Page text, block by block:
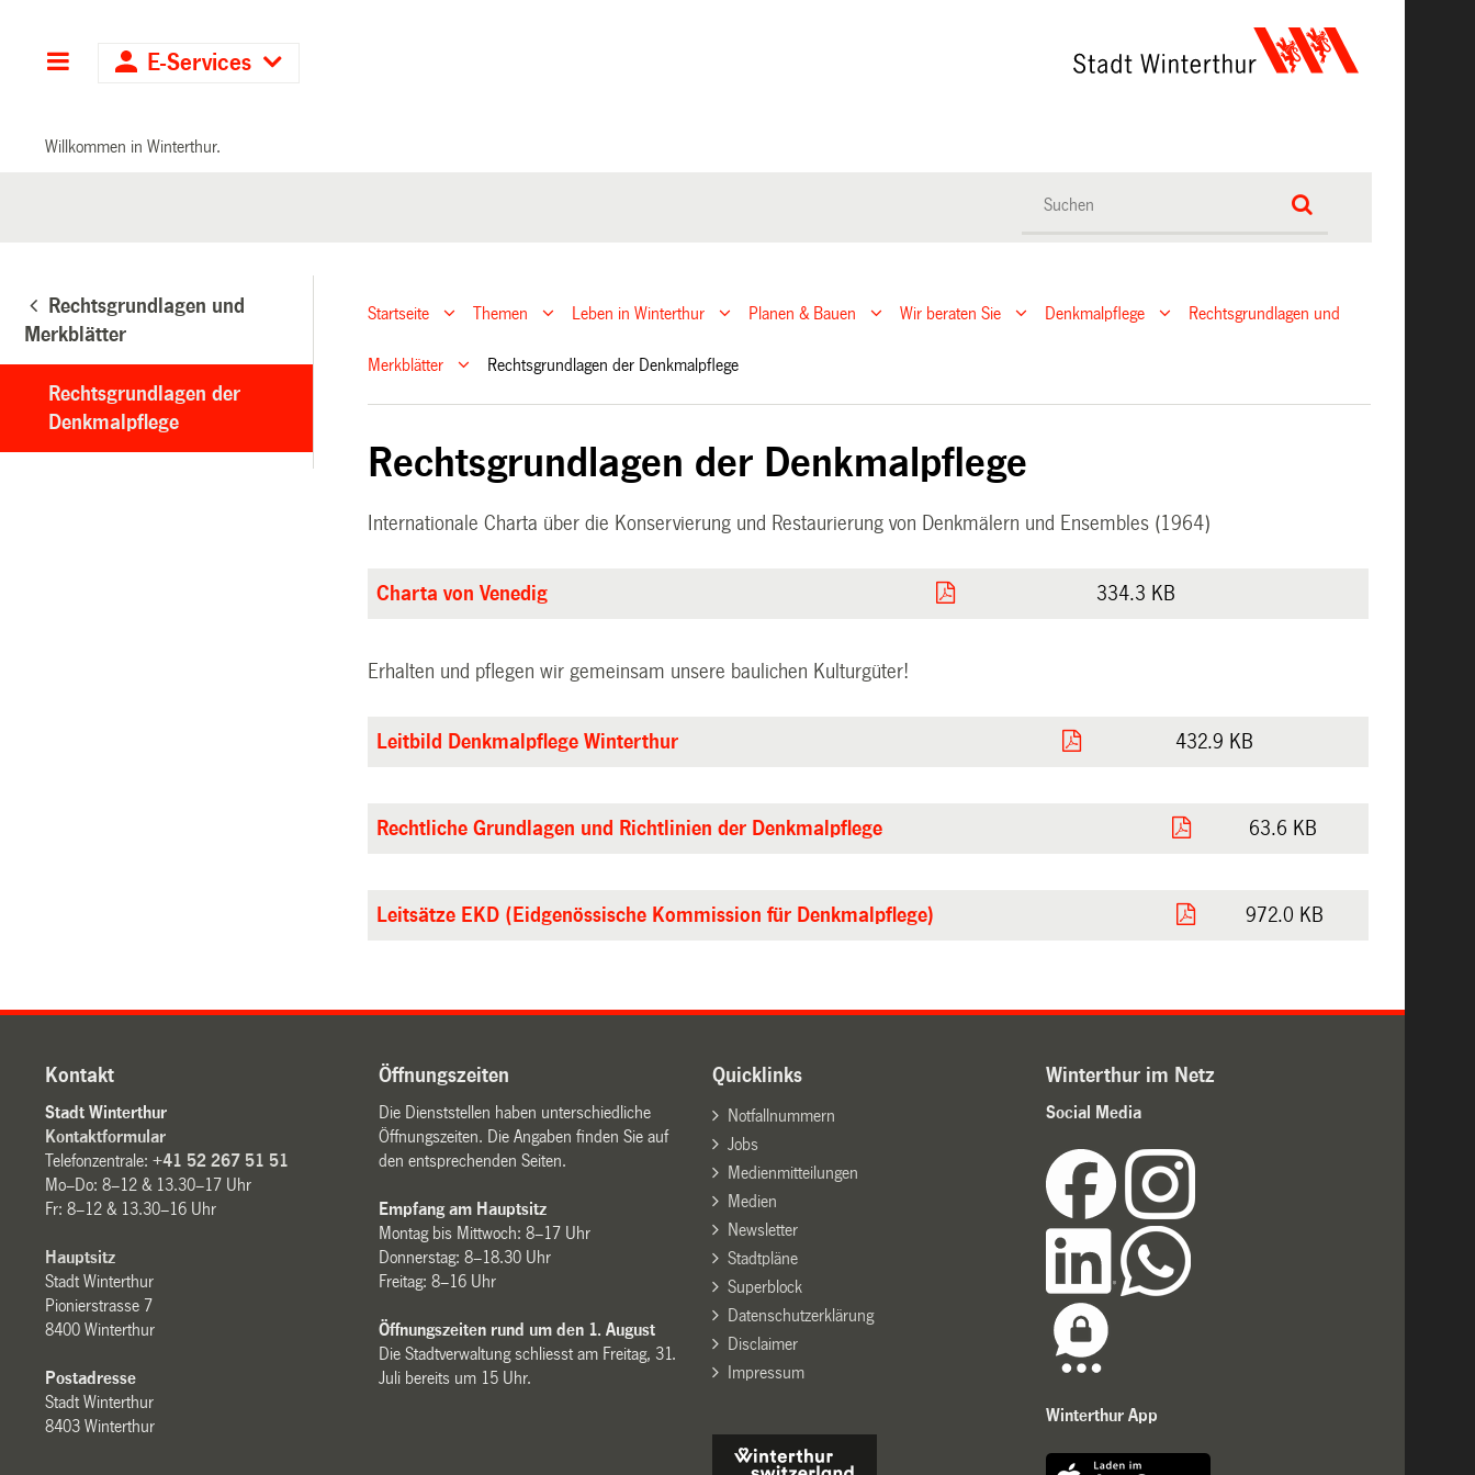
Hauptnavigation
E-Services
Willkommen in Winterthur.
Rechtsgrundlagen und
Merkblätter
Rechtsgrundlagen der
Denkmalpflege
Startseite Themen Leben in Winterthur Planen & Bauen Wir beraten Sie Denkmalpflege Rechtsgrundlagen und
Merkblätter Rechtsgrundlagen der Denkmalpflege
Rechtsgrundlagen der Denkmalpflege
Internationale Charta über die Konservierung und Restaurierung von Denkmälern und Ensembles (1964)
Charta von Venedig 334.3 KB
Erhalten und pflegen wir gemeinsam unsere baulichen Kulturgüter!
Leitbild Denkmalpflege Winterthur 432.9 KB
Rechtliche Grundlagen und Richtlinien der Denkmalpflege 63.6 KB
Leitsätze EKD (Eidgenössische Kommission für Denkmalpflege) 972.0 KB
Kontakt
Stadt Winterthur
Kontaktformular
Telefonzentrale:+41 52 267 51 51
Mo–Do: 8–12 & 13.30–17 Uhr
Fr: 8–12 & 13.30–16 Uhr
Hauptsitz
Stadt Winterthur
Pionierstrasse 7
8400 Winterthur
Postadresse
Stadt Winterthur
8403 Winterthur
Öffnungszeiten
Die Dienststellen haben unterschiedliche
Öffnungszeiten. Die Angaben finden Sie auf
den entsprechenden Seiten.
Empfang am Hauptsitz
Montag bis Mittwoch: 8–17 Uhr
Donnerstag: 8–18.30 Uhr
Freitag: 8–16 Uhr
Öffnungszeiten rund um den 1. August
Die Stadtverwaltung schliesst am Freitag, 31.
Juli bereits um 15 Uhr.
Quicklinks
Notfallnummern
Jobs
Medienmitteilungen
Medien
Newsletter
Stadtpläne
Superblock
Datenschutzerklärung
Disclaimer
Impressum
Winterthur im Netz
Social Media
Winterthur App